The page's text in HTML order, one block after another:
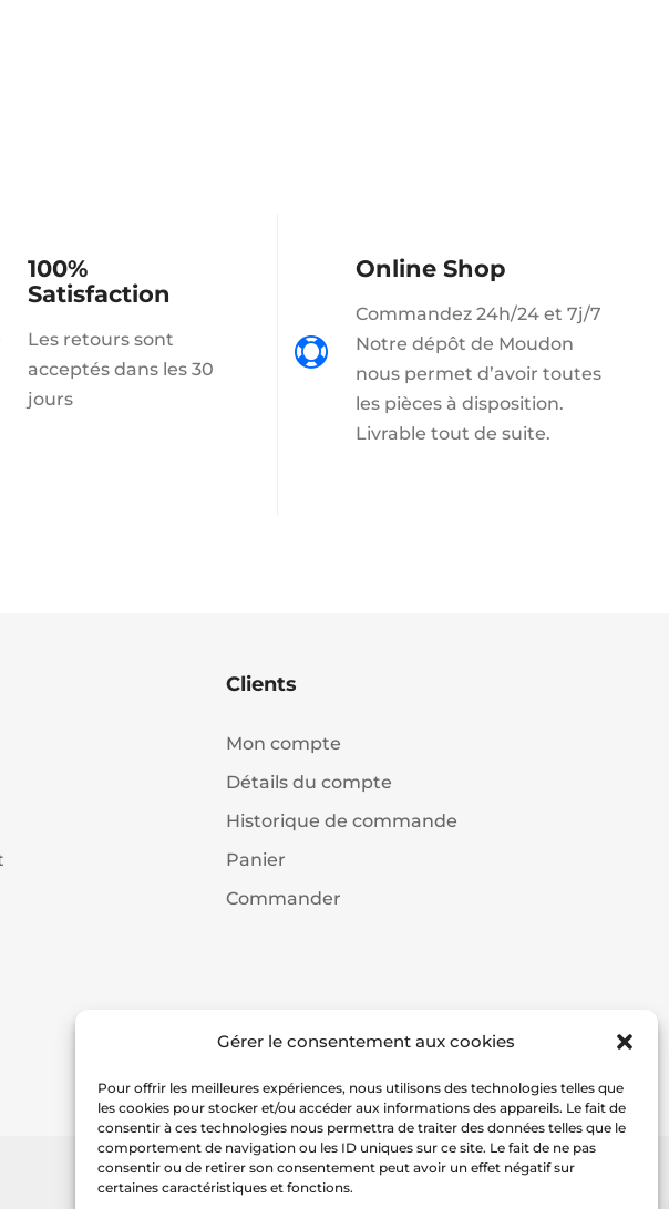
Gérer le consentement aux cookies
Pour offrir les meilleures expériences, nous utilisons des technologies telles que
les cookies pour stocker et/ou accéder aux informations des appareils. Le fait de
consentir à ces technologies nous permettra de traiter des données telles que le
comportement de navigation ou les ID uniques sur ce site. Le fait de ne pas
consentir ou de retirer son consentement peut avoir un effet négatif sur
certaines caractéristiques et fonctions.
100%
Satisfaction
Les retours sont
acceptés dans les 30
jours

Online Shop
Commandez 24h/24 et 7j/7
Notre dépôt de Moudon
nous permet d’avoir toutes
les pièces à disposition.
Livrable tout de suite.
Clients
Mon compte
Détails du compte
Historique de commande
Panier
Commander